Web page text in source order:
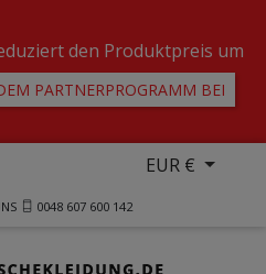
den Produktpreis um
PARTNERPROGRAMM BEI
EUR €
0048 607 600 142